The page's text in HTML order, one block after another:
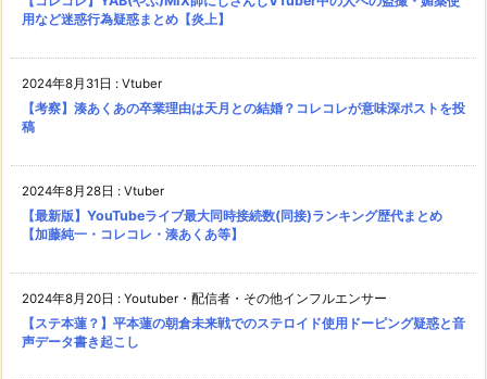
用など迷惑行為疑惑まとめ【炎上】
2024年8月31日 : Vtuber
【考察】湊あくあの卒業理由は天月との結婚？コレコレが意味深ポストを投
稿
2024年8月28日 : Vtuber
【最新版】YouTubeライブ最大同時接続数(同接)ランキング歴代まとめ
【加藤純一・コレコレ・湊あくあ等】
2024年8月20日 : Youtuber・配信者・その他インフルエンサー
【ステ本蓮？】平本蓮の朝倉未来戦でのステロイド使用ドーピング疑惑と音
声データ書き起こし